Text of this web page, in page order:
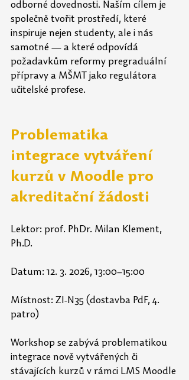
odborné dovednosti. Naším cílem je
společně tvořit prostředí, které
inspiruje nejen studenty, ale i nás
samotné — a které odpovídá
požadavkům reformy pregraduální
přípravy a MŠMT jako regulátora
učitelské profese.
Problematika
integrace vytváření
kurzů v Moodle pro
akreditační žádosti
Lektor: prof. PhDr. Milan Klement,
Ph.D.
Datum: 12. 3. 2026, 13:00–15:00
Místnost: ZI-N35 (dostavba PdF, 4.
patro)
Workshop se zabývá problematikou
integrace nově vytvářených či
stávajících kurzů v rámci LMS Moodle